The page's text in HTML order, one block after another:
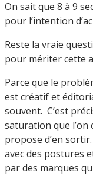
On sait que 8 à 9
pour l’intention
Reste la vraie
pour mériter cette
Parce que le
est créatif et
souvent. C’est
saturation que l’on
propose d’en
avec des postures
par des marques